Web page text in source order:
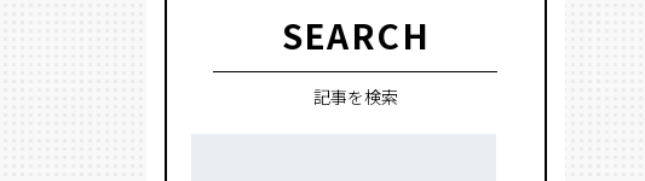
SEARCH
記事を検索